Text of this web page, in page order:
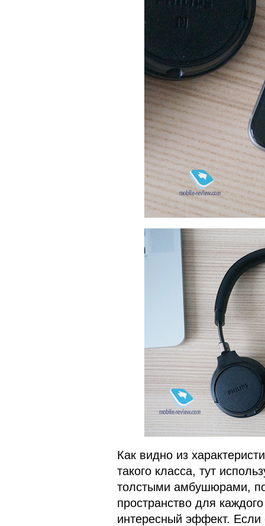
Как видно из
такого класса, тут
толстыми амбушюрами,
пространство для
интересный эффект. Если